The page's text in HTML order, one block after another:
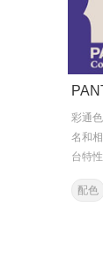
彩通
名和
台特
配色